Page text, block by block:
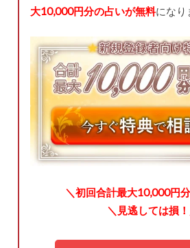
大10,000円分の占いが無料になり
＼初回合計最大10,000円
＼見逃しては損